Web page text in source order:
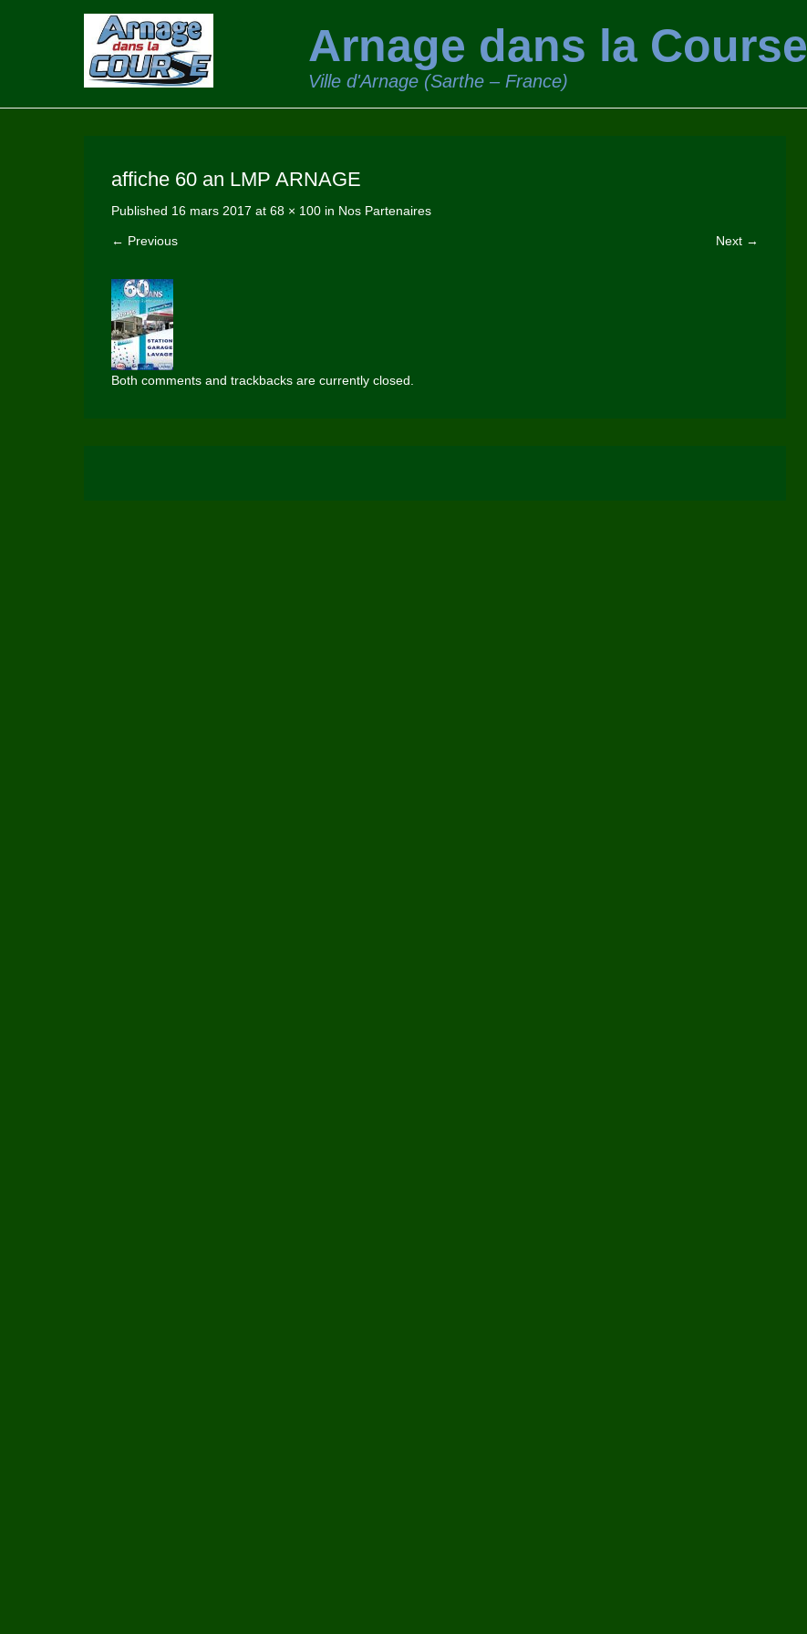
Arnage dans la Course
Ville d'Arnage (Sarthe – France)
affiche 60 an LMP ARNAGE
Published 16 mars 2017 at 68 × 100 in Nos Partenaires
← Previous Next →
Both comments and trackbacks are currently closed.